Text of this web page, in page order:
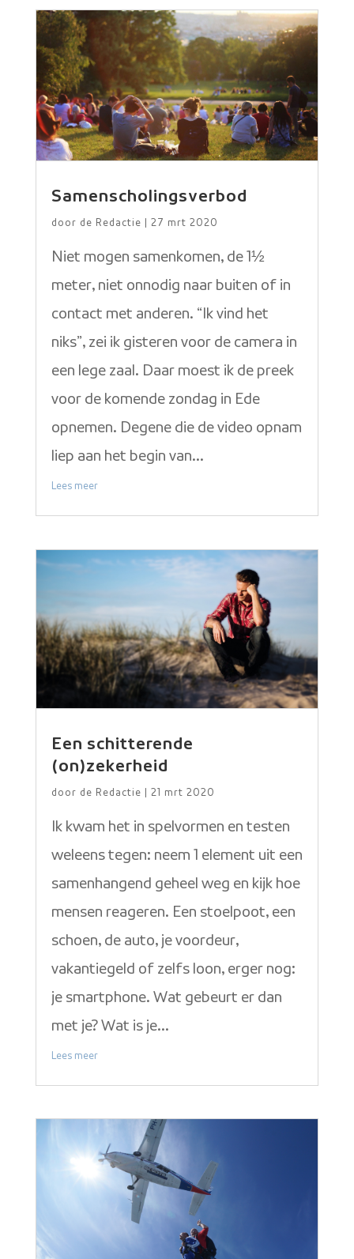
Samenscholingsverbod
door de Redactie 27 mrt 2020
Niet mogen samenkomen, de 1½
meter, niet onnodig naar buiten of in
contact met anderen. “Ik vind het
niks”, zei ik gisteren voor de camera in
een lege zaal. Daar moest ik de preek
voor de komende zondag in Ede
opnemen. Degene die de video opnam
liep aan het begin van...
Lees meer
Een schitterende
(on)zekerheid
door de Redactie 21 mrt 2020
Ik kwam het in spelvormen en testen
weleens tegen: neem 1 element uit een
samenhangend geheel weg en kijk hoe
mensen reageren. Een stoelpoot, een
schoen, de auto, je voordeur,
vakantiegeld of zelfs loon, erger nog:
je smartphone. Wat gebeurt er dan
met je? Wat is je...
Lees meer